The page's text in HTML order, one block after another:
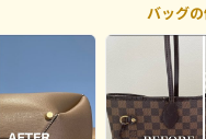
バッグ